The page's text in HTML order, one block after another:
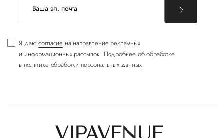
Я даю согласие на направление рекламных
и информационных рассылок. Подробнее об обработке
в политике обработки персональных данных